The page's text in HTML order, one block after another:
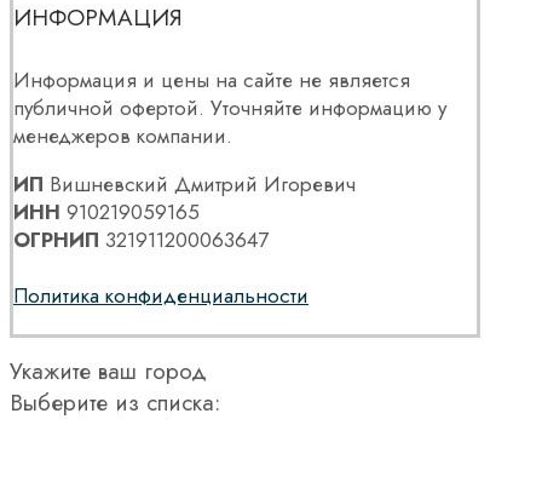
ИНФОРМАЦИЯ
Информация и цены на сайте не является
публичной офертой. Уточняйте информацию у
менеджеров компании.
ИП Вишневский Дмитрий Игоревич
ИНН 910219059165
ОГРНИП 321911200063647
Политика конфиденциальности
Укажите ваш город
Выберите из списка: